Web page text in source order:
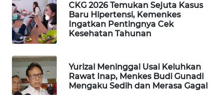
CKG 2026 Temukan Sejuta Kasus
Baru Hipertensi, Kemenkes
Ingatkan Pentingnya Cek
Kesehatan Tahunan
Yurizal Meninggal Usai Keluhkan
Rawat Inap, Menkes Budi Gunadi
Mengaku Sedih dan Merasa Gagal
WN
SURABAYA
WN
NATUNA
WN
BINTAN